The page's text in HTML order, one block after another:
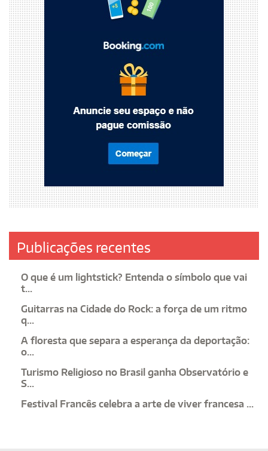
Publicações recentes
O que é um lightstick? Entenda o símbolo que vai
t...
Guitarras na Cidade do Rock: a força de um ritmo
q...
A floresta que separa a esperança da deportação:
o...
Turismo Religioso no Brasil ganha Observatório e
S...
Festival Francês celebra a arte de viver francesa ...